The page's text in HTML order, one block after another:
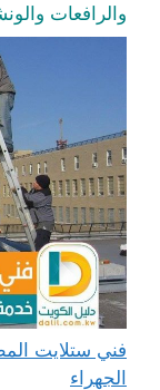
والرافعات
الجهراء